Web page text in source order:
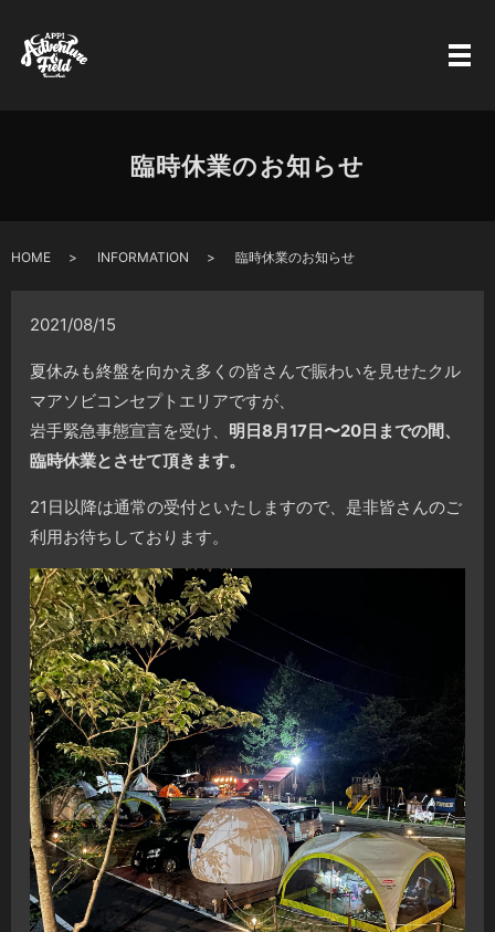
臨時休業のお知らせ
HOME INFORMATION 臨時休業のお知らせ
2021/08/15
夏休みも終盤を向かえ多くの皆さんで賑わいを見せたクル
マアソビコンセプトエリアですが、
岩手緊急事態宣言を受け、 明日8月17日〜20日までの間、
臨時休業とさせて頂きます。
21日以降は通常の受付といたしますので、是非皆さんのご
利用お待ちしております。